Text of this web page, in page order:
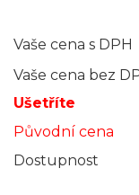
Vaše cena s DPH
Vaše cena bez
Ušetříte
Původní cena
Dostupnost